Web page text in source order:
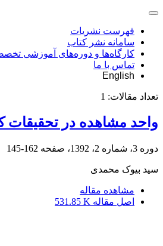
فهرست نشریات
سامانه نشر کتاب
کارگاه‌ها و دوره‌های آموزشی
تماس با ما
English
تعداد مقالات: 1
واحد مشاهده در تحقیقات
دوره 3، شماره 2، 1392، صفحه 162-145
سید بیوک محمدی
مشاهده مقاله
اصل مقاله 531.85 K